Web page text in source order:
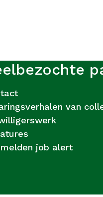
van
job alert